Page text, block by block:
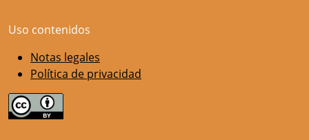
Uso contenidos
Notas legales
Política de privacidad